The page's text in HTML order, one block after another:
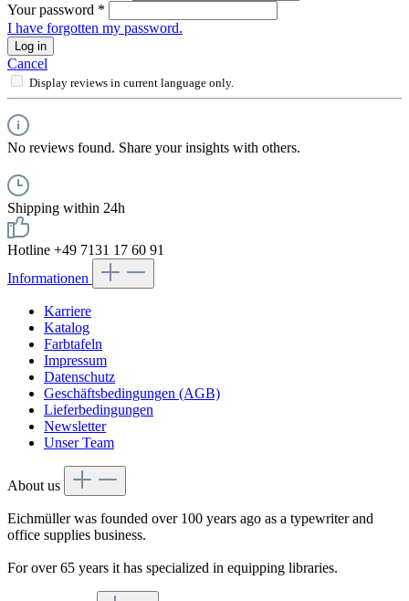
Your password *
I have forgotten my password.
Log in
Cancel
Display reviews in current language only.
No reviews found. Share your insights with others.
Shipping within 24h
Hotline +49 7131 17 60 91
Informationen
Karriere
Katalog
Farbtafeln
Impressum
Datenschutz
Geschäftsbedingungen (AGB)
Lieferbedingungen
Newsletter
Unser Team
About us
Eichmüller was founded over 100 years ago as a typewriter and
office supplies business.
For over 65 years it has specialized in equipping libraries.